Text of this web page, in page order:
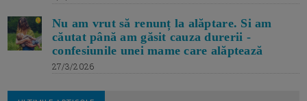
Nu am vrut să renunț la alăptare. Si am
căutat până am găsit cauza durerii -
confesiunile unei mame care alăptează
27/3/2026